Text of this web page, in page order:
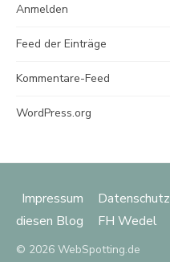
Anmelden
Feed der Einträge
Kommentare-Feed
WordPress.org
Impressum Datenschutz
diesen Blog
FH Wedel
© 2026 WebSpotting.de